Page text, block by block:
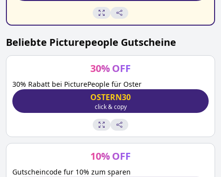
Beliebte Picturepeople Gutscheine
30%OFF
30% Rabatt bei PicturePeople für Oster
OSTERN30
click & copy
10%OFF
Gutscheincode fur 10% zum sparen